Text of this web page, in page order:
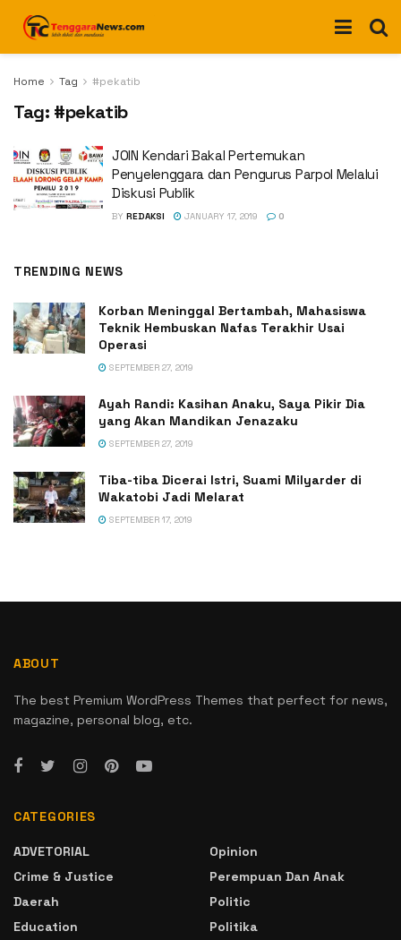
Home Tag #pekatib
Tag: #pekatib
JOIN Kendari Bakal Pertemukan
Penyelenggara dan Pengurus Parpol Melalui
Diskusi Publik
BY REDAKSI JANUARY 17, 2019 0
TRENDING NEWS
Korban Meninggal Bertambah, Mahasiswa
Teknik Hembuskan Nafas Terakhir Usai
Operasi
SEPTEMBER 27, 2019
Ayah Randi: Kasihan Anaku, Saya Pikir Dia
yang Akan Mandikan Jenazaku
SEPTEMBER 27, 2019
Tiba-tiba Dicerai Istri, Suami Milyarder di
Wakatobi Jadi Melarat
SEPTEMBER 17, 2019
ABOUT
The best Premium WordPress Themes that perfect for news,
magazine, personal blog, etc.
CATEGORIES
ADVETORIAL
Crime & Justice
Daerah
Education
Opinion
Perempuan Dan Anak
Politic
Politika